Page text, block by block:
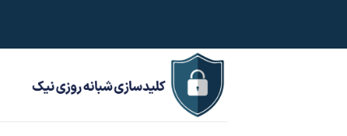
content